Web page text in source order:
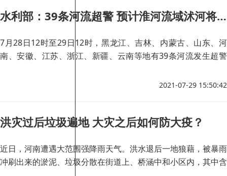
水利部：39条河流超警 预计淮河流域沭河将发生编号洪水
7月28日12时至29日12时，黑龙江、吉林、内蒙古、山东、河
南、安徽、江苏、浙江、新疆、云南等地有39条河流发生超警
共产主义渠，山东中运河，浙江甬江支流姚江、曹娥江支流萧绍
2021-07-29 15:50:42
洪灾过后垃圾遍地 大灾之后如何防大疫？
近日，河南遭遇大范围强降雨天气。洪水退后一地狼藉，被暴雨
冲刷出来的淤泥、垃圾分散在街道上、桥涵中和小区内，其中含